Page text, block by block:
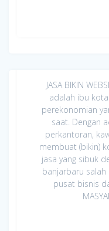
JASA BIKIN
adalah ibu
perekonomian
saat. Dengan
perkantoran,
membuat (bikin)
jasa yang sibuk
banjarbaru
pusat bisnis